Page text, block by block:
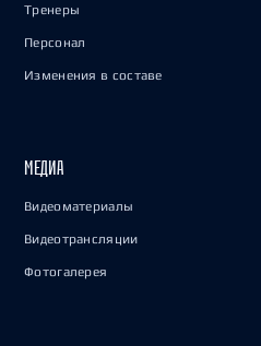
Тренеры
Персонал
Изменения в составе
МЕДИА
Видеоматериалы
Видеотрансляции
Фотогалерея